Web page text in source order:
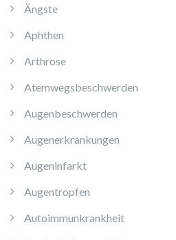
Ängste
Aphthen
Arthrose
Atemwegsbeschwerden
Augenbeschwerden
Augenerkrankungen
Augeninfarkt
Augentropfen
Autoimmunkrankheit